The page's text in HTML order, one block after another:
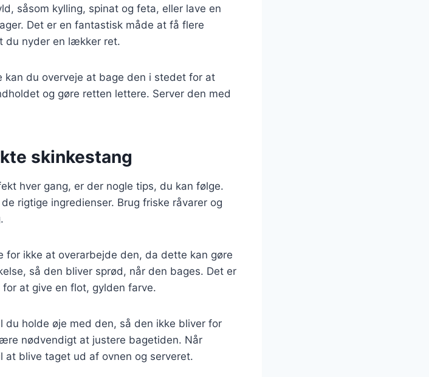
såsom kylling, spinat og feta, eller lave en
Det er en fantastisk måde at få flere
du nyder en lækker ret.
kan du overveje at bage den i stedet for at
og gøre retten lettere. Server den med
skinkestang
hver gang, er der nogle tips, du kan følge.
rigtige ingredienser. Brug friske råvarer og
for ikke at overarbejde den, da dette kan gøre
så den bliver sprød, når den bages. Det er
at give en flot, gylden farve.
du holde øje med den, så den ikke bliver for
nødvendigt at justere bagetiden. Når
at blive taget ud af ovnen og serveret.